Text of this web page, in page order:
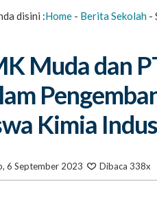
disini :Home- Berita Sekolah-
Muda dan
Kimia
6 September 2023 Dibaca 338x